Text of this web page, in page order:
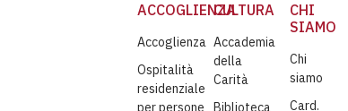
ACCOGLIENZA
Accoglienza
Ospitalità
residenziale
per persone
CULTURA
Accademia
della
Carità
Biblioteca
CHI
SIAMO
Chi
siamo
Card.